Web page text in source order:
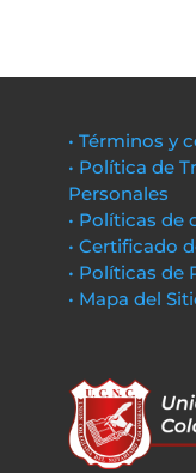
• Términos y
• Política de
Personales
• Políticas de
• Certificado
• Políticas de
• Mapa del